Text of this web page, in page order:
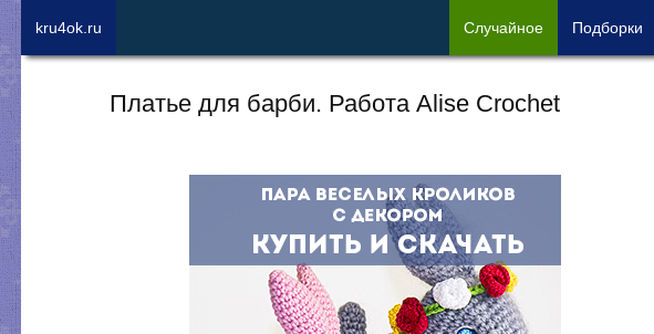
Платье для барби. Работа Alise Crochet
kru4ok.ru Случайное Подборки